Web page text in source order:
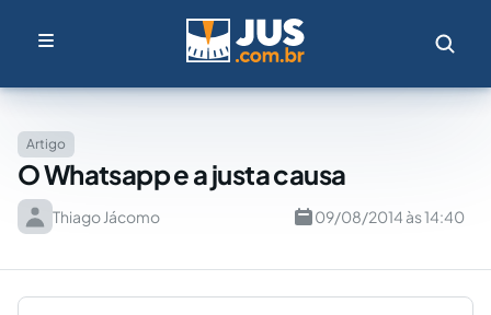
Artigo
O Whatsapp e a justa causa
Thiago Jácomo 09/08/2014 às 14:40